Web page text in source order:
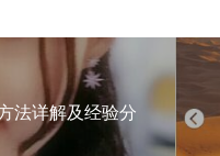
法详解及经验分